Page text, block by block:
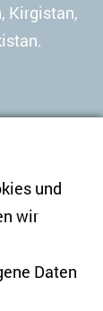
Kirgistan,
und
wir
Daten